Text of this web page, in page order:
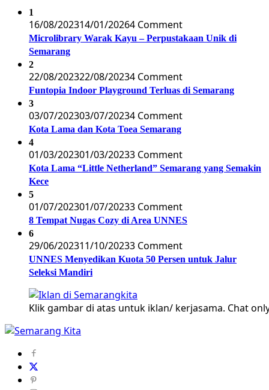
1
16/08/202314/01/20264 Comment
Microlibrary Warak Kayu – Perpustakaan Unik di
Semarang
2
22/08/202322/08/20234 Comment
Funtopia Indoor Playground Terluas di Semarang
3
03/07/202303/07/20234 Comment
Kota Lama dan Kota Toea Semarang
4
01/03/202301/03/20233 Comment
Kota Lama “Little Netherland” Semarang yang Semakin
Kece
5
01/07/202301/07/20233 Comment
8 Tempat Nugas Cozy di Area UNNES
6
29/06/202311/10/20233 Comment
UNNES Menyedikan Kuota 50 Persen untuk Jalur
Seleksi Mandiri
Klik gambar di atas untuk iklan/ kerjasama. Chat